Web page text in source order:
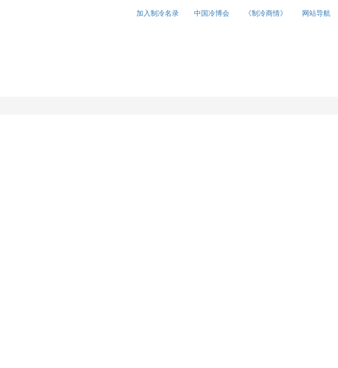
加入制冷名录 中国冷博会 《制冷商情》 网站导航